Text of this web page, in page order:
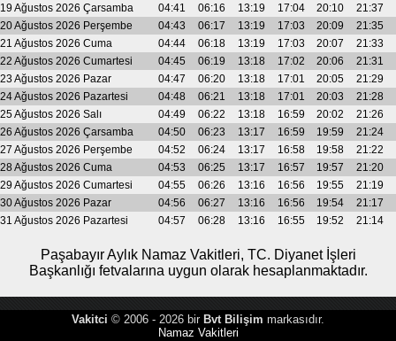
19 Ağustos 2026 Çarsamba
04:41 06:16 13:19 17:04 20:10
21:37
20 Ağustos 2026 Perşembe
04:43 06:17 13:19 17:03 20:09
21:35
21 Ağustos 2026 Cuma
04:44 06:18 13:19 17:03 20:07
21:33
22 Ağustos 2026 Cumartesi
04:45 06:19 13:18 17:02 20:06
21:31
23 Ağustos 2026 Pazar
04:47 06:20 13:18 17:01 20:05
21:29
24 Ağustos 2026 Pazartesi
04:48 06:21 13:18 17:01 20:03
21:28
25 Ağustos 2026 Salı
04:49 06:22 13:18 16:59 20:02
21:26
26 Ağustos 2026 Çarsamba
04:50 06:23 13:17 16:59 19:59
21:24
27 Ağustos 2026 Perşembe
04:52 06:24 13:17 16:58 19:58
21:22
28 Ağustos 2026 Cuma
04:53 06:25 13:17 16:57 19:57
21:20
29 Ağustos 2026 Cumartesi
04:55 06:26 13:16 16:56 19:55
21:19
30 Ağustos 2026 Pazar
04:56 06:27 13:16 16:56 19:54
21:17
31 Ağustos 2026 Pazartesi
04:57 06:28 13:16 16:55 19:52 21:14
Paşabayır Aylık Namaz Vakitleri, TC. Diyanet İşleri
Başkanlığı fetvalarına uygun olarak hesaplanmaktadır.
Vakitci © 2006 - 2026 bir Bvt Bilişim markasıdır.
Namaz Vakitleri